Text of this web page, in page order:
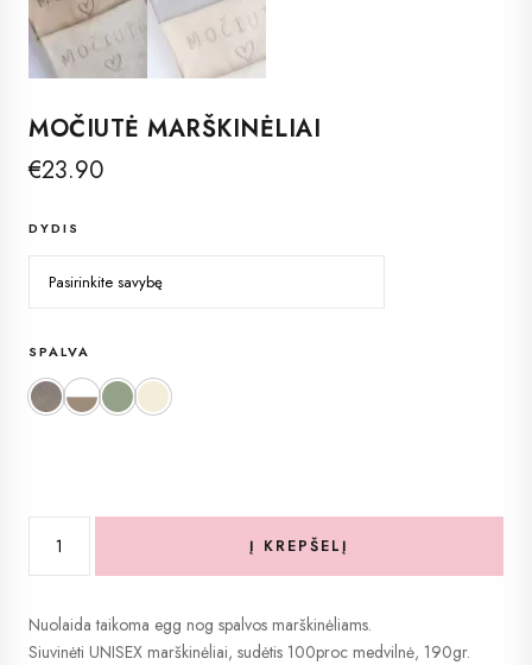
MOČIUTĖ MARŠKINĖLIAI
€23.90
DYDIS
SPALVA
Light Grey
White with cream letters
Sea Green
Bisque
produkto
Močiutė
Marškinėliai
Į KREPŠELĮ
Nuolaida taikoma egg nog spalvos marškinėliams.
Siuvinėti UNISEX marškinėliai, sudėtis 100proc medvilnė, 190gr.